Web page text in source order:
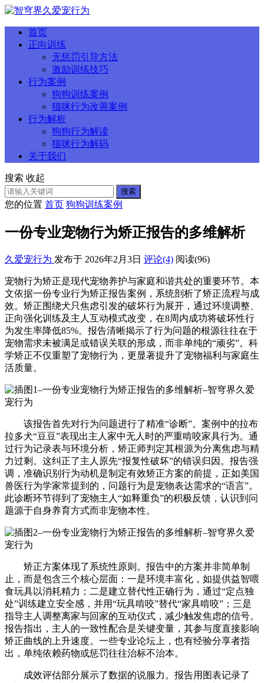
首页
正向训练
无惩罚引导方法
激励训练技巧
行为案例
狗狗训练案例
猫咪行为改善案例
行为解析
狗狗行为解读
猫咪行为解码
关于我们
搜索 收起
搜索
您的位置 首页 狗狗训练案例
一份专业宠物行为矫正报告的多维解析
久爱宠行为 发布于 2026年2月3日 评论(4) 阅读(96)
宠物行为矫正是现代宠物养护与家庭和谐共处的重要环节。本
文依据一份专业行为矫正报告案例，系统剖析了矫正流程与成
效。矫正围绕犬只焦虑引发的破坏行为展开，通过环境调整、
正向强化训练及主人互动模式改变，在8周内成功将破坏性行
为发生率降低85%。报告清晰揭示了行为问题的根源往往在于
宠物需求未被满足或错误关联的形成，而非单纯的“顽劣”。科
学矫正不仅重塑了宠物行为，更显著提升了宠物福利与家庭生
活质量。
该报告首先对行为问题进行了精准“诊断”。案例中的拉布
拉多犬“豆豆”表现出主人家中无人时的严重啃咬家具行为。通
过行为记录表与环境分析，矫正师判定其根源为分离焦虑与精
力过剩。这纠正了主人原先“报复性破坏”的错误归因。报告强
调，准确识别行为动机是制定有效矫正方案的前提，正如美国
兽医行为学家常提到的，问题行为是宠物表达需求的“语言”。
此诊断环节得到了宠物主人“如释重负”的积极反馈，认识到问
题源于自身养育方式而非宠物本性。
矫正方案体现了系统性原则。报告中的方案并非简单制
止，而是包含三个核心层面：一是环境丰富化，如提供益智喂
食玩具以消耗精力；二是建立替代性正确行为，通过“定点独
处”训练建立安全感，并用“玩具啃咬”替代“家具啃咬”；三是
指导主人调整离家与回家的互动仪式，减少触发焦虑的信号。
报告指出，主人的一致性配合是关键变量，其参与度直接影响
矫正曲线的上升速度。一些专业论坛上，也有经验分享者指
出，单纯依赖药物或惩罚往往治标不治本。
成效评估部分展示了数据的说服力。报告用图表记录了